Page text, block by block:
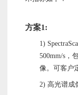
方案1:
1)
500mm/s，
像。可客户
2) 高光谱成